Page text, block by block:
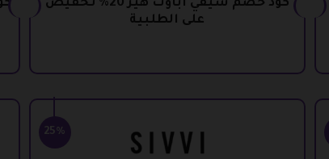
كود خصم سيفي اباوت هير 20% تخفيض
على الطلبية
25%